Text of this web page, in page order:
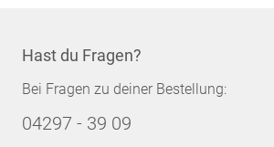
Hast du Fragen?
Bei Fragen zu deiner Bestellung:
04297 - 39 09